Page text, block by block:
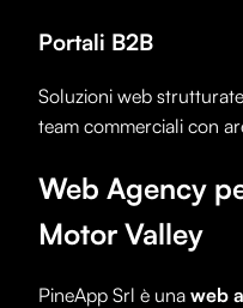
Portali B2B
Soluzioni web
team commerciali con
Web Agency
Motor Valley
PineApp Srl è una web